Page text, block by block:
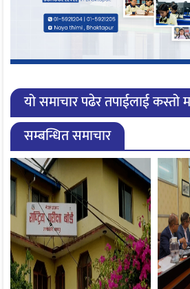
यो समाचार पढेर तपाईलाई
सम्बन्धित समाचार